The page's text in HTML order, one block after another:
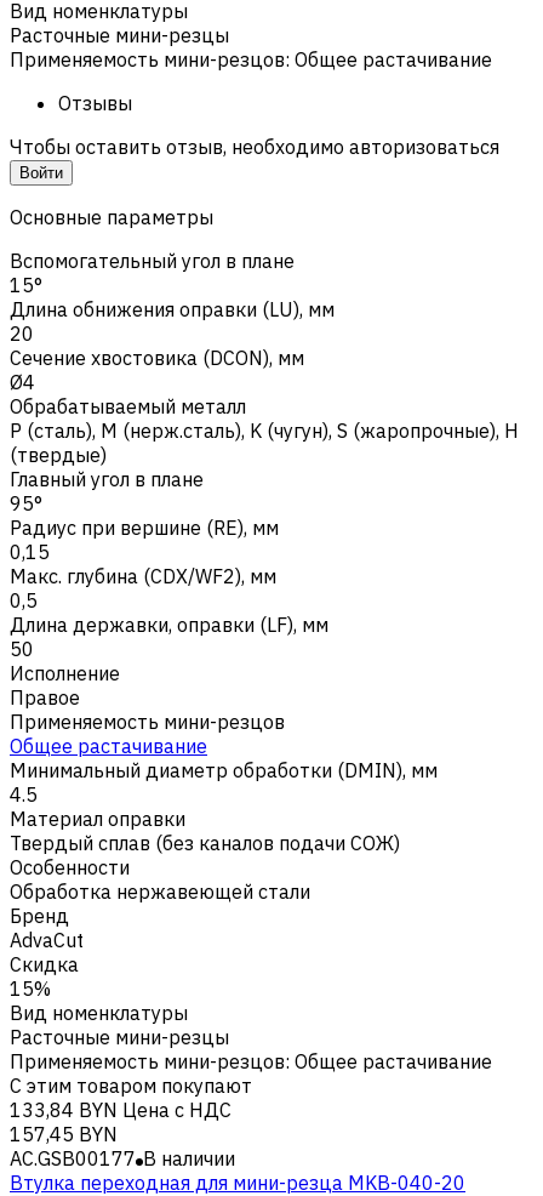
Вид номенклатуры
Расточные мини-резцы
Применяемость мини-резцов: Общее растачивание
Отзывы
Чтобы оставить отзыв, необходимо авторизоваться
Войти
Основные параметры
Вспомогательный угол в плане
15°
Длина обнижения оправки (LU), мм
20
Сечение хвостовика (DCON), мм
Ø4
Обрабатываемый металл
Р (сталь), M (нерж.сталь), K (чугун), S (жаропрочные), H
(твердые)
Главный угол в плане
95°
Радиус при вершине (RE), мм
0,15
Макс. глубина (CDX/WF2), мм
0,5
Длина державки, оправки (LF), мм
50
Исполнение
Правое
Применяемость мини-резцов
Общее растачивание
Минимальный диаметр обработки (DMIN), мм
4.5
Материал оправки
Твердый сплав (без каналов подачи СОЖ)
Особенности
Обработка нержавеющей стали
Бренд
AdvaCut
Скидка
15%
Вид номенклатуры
Расточные мини-резцы
Применяемость мини-резцов: Общее растачивание
С этим товаром покупают
133,84 BYN Цена с НДС
157,45 BYN
AC.GSB00177 В наличии
Втулка переходная для мини-резца MKB-040-20